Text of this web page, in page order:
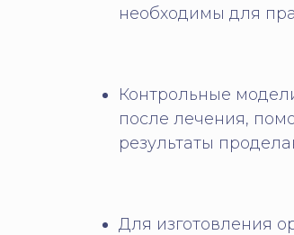
необходимы для
Контрольные
после лечения,
результаты
Для изготовления